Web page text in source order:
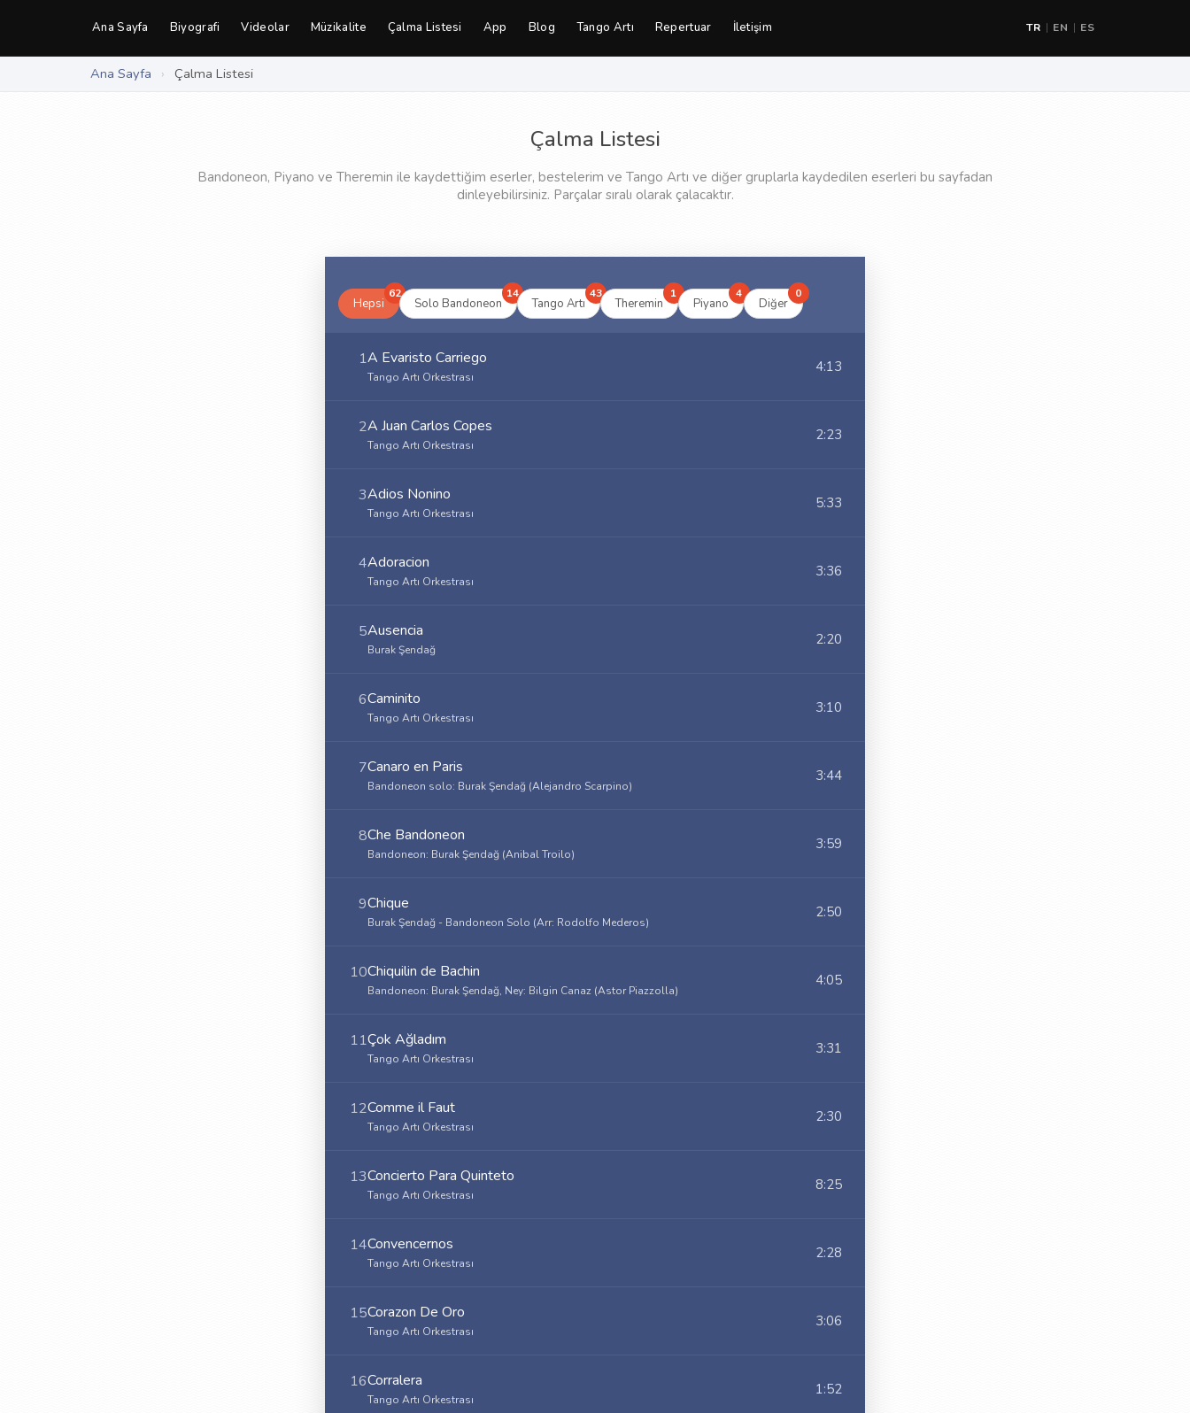
Ana Sayfa Biyografi Videolar Müzikalite Çalma Listesi App Blog Tango Artı Repertuar İletişim TR EN ES
Ana Sayfa › Çalma Listesi
Çalma Listesi
Bandoneon, Piyano ve Theremin ile kaydettiğim eserler, bestelerim ve Tango Artı ve diğer gruplarla kaydedilen eserleri bu sayfadan
dinleyebilirsiniz. Parçalar sıralı olarak çalacaktır.
Hepsi
62
Solo Bandoneon
14
Tango Artı
43
Theremin
1
Piyano
4
Diğer
0
1A Evaristo Carriego
Tango Artı Orkestrası
4:13
2A Juan Carlos Copes
Tango Artı Orkestrası
2:23
3Adios Nonino
Tango Artı Orkestrası
5:33
4Adoracion
Tango Artı Orkestrası
3:36
5Ausencia
Burak Şendağ
2:20
6Caminito
Tango Artı Orkestrası
3:10
7Canaro en Paris
Bandoneon solo: Burak Şendağ (Alejandro Scarpino)
3:44
8Che Bandoneon
Bandoneon: Burak Şendağ (Anibal Troilo)
3:59
9Chique
Burak Şendağ - Bandoneon Solo (Arr: Rodolfo Mederos)
2:50
10Chiquilin de Bachin
Bandoneon: Burak Şendağ, Ney: Bilgin Canaz (Astor Piazzolla)
4:05
11Çok Ağladım
Tango Artı Orkestrası
3:31
12Comme il Faut
Tango Artı Orkestrası
2:30
13Concierto Para Quinteto
Tango Artı Orkestrası
8:25
14Convencernos
Tango Artı Orkestrası
2:28
15Corazon De Oro
Tango Artı Orkestrası
3:06
16Corralera
Tango Artı Orkestrası
1:52